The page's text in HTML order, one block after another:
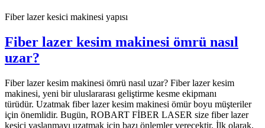
Fiber lazer kesici makinesi yapısı
Fiber lazer kesim makinesi ömrü nasıl
uzar?
Fiber lazer kesim makinesi ömrü nasıl uzar? Fiber lazer kesim
makinesi, yeni bir uluslararası geliştirme kesme ekipmanı
türüdür. Uzatmak fiber lazer kesim makinesi ömür boyu müşteriler
için önemlidir. Bugün, ROBART FİBER LASER size fiber lazer
kesici yaşlanmayı uzatmak için bazı önlemler verecektir. İlk olarak,